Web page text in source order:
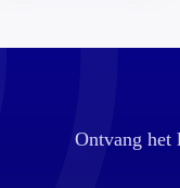
Ontvang het